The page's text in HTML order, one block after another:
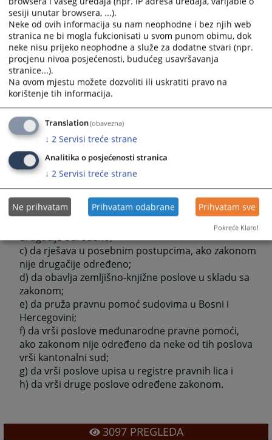
c) u sporovima koji se odnose na avione, te u
sporovima na koje se primjenjuje vazduhoplovno
pravo, osim sporova o prijevozu putnika;
d) sporovie iz autorskog prava, srodnih prava i
prava industrijske svojine;
e) sporove nastale povodom djela za koja se tvrdi
da predstavljaju nelojalnu konkurenciju ili
monopolistički sporazum;
f) privrednr prijestupe i
g) u postupku stečaja i likvidacije, u skladu sa
zakonom, kao i u svim sporovima koji nastanu u
toku i povodom provođenja postupka stečaja i
likvidacije.
a) da vodi izvršni postupak, ako zakonom nije
drugačije određeno;
b) da određuje mjere osiguranja, ako zakonom nije
drugačije određeno;
c) da rješava u posebnim postupcima, ako zakonom
nije drugačije određeno;
d) da obavlja zemljišno-knjižne poslove u skladu sa
zakonom;
e) da pruža pravnu pomoć sudovima u Bosni i
Hercegovini;
f) da vrši poslove međunarodne pravne pomoći,
ako zakonom nije određeno da neke od tih poslova
vrši kantonalni sud;
g) da vrši poslove upisa u registre pravnih lica i
h) da vrši druge poslove određene zakonom.
3097PREGLEDA
sesiji unutar browsera, ...).
Neke od ovih informacija su nam neophodne i bez njih web
stranica ne bi mogla fukcionisati u svom punom obimu, dok
neke nisu prijeko neophodne a služe za dodatne stvari (npr.
procjenu nivoa posjećenosti, budućeg usavršavanja
stranice...).
Na ovom mjestu možete dozvoliti ili uskratiti pravo na
korištenje tih informacija.
Translation(obavezna)
↓ 2 Servisi treće strane
Analitika o posjećenosti stranica
↓ 2 Servisi treće strane
Ne prihvatam Prihvatam odabrane Prihvatam sve
Pokreće Klaro!